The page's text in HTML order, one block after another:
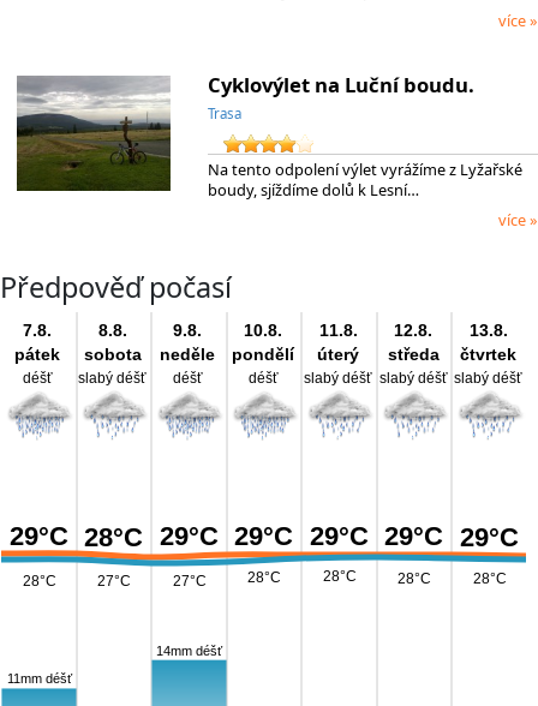
více »
Cyklovýlet na Luční boudu.
Trasa
Na tento odpolení výlet vyrážíme z Lyžařské
boudy, sjíždíme dolů k Lesní…
více »
Předpověď počasí
29°C
28°C
11mm déšť
7.8.
pátek
déšť
28°C
27°C
8.8.
sobota
slabý déšť
29°C
27°C
14mm déšť
9.8.
neděle
déšť
29°C
28°C
10.8.
pondělí
déšť
29°C
28°C
11.8.
úterý
slabý déšť
29°C
28°C
12.8.
středa
slabý déšť
29°C
28°C
13.8.
čtvrtek
slabý déšť